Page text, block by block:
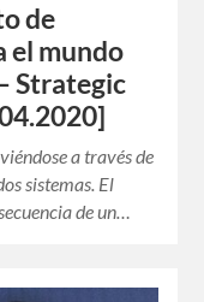
de
el mundo
Strategic
a través de
sistemas. El
de un…